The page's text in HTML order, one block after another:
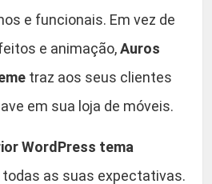
e funcionais. Em vez de
e animação,Auros
traz aos seus clientes
em sua loja de móveis.
WordPress tema
todas as suas expectativas.